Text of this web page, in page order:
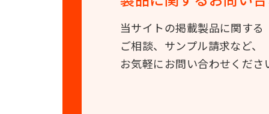
当サイトの掲載製品に関する
ご相談、サンプル請求など、
お気軽にお問い合わせくださ